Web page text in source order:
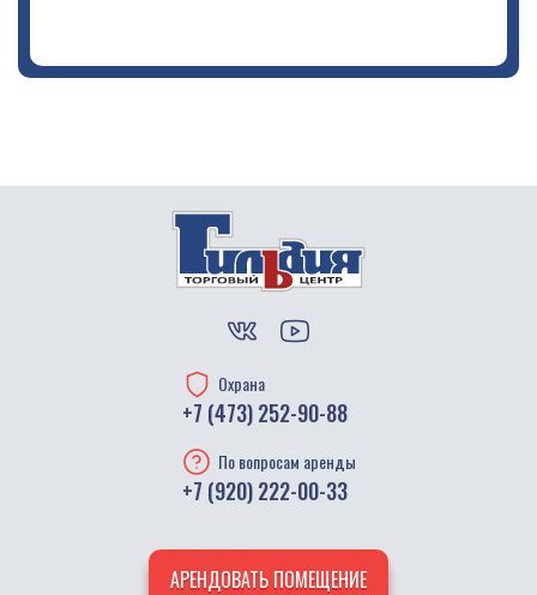
Охрана
+7 (473) 252-90-88
По вопросам аренды
+7 (920) 222-00-33
АРЕНДОВАТЬ ПОМЕЩЕНИЕ